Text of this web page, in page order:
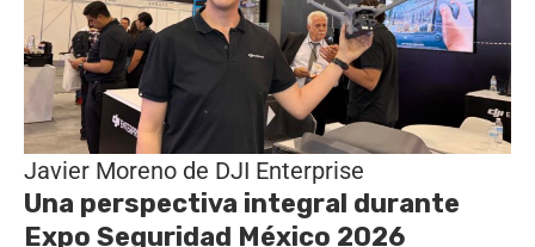
Javier Moreno de DJI Enterprise
Una perspectiva integral durante
Expo Seguridad México 2026